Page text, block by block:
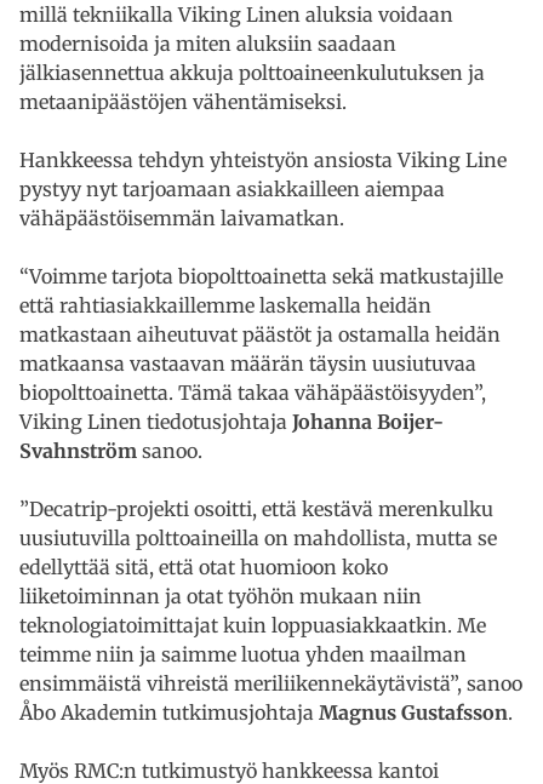
millä tekniikalla Viking Linen aluksia voidaan
modernisoida ja miten aluksiin saadaan
jälkiasennettua akkuja polttoaineenkulutuksen ja
metaanipäästöjen vähentämiseksi.
Hankkeessa tehdyn yhteistyön ansiosta Viking Line
pystyy nyt tarjoamaan asiakkailleen aiempaa
vähäpäästöisemmän laivamatkan.
“Voimme tarjota biopolttoainetta sekä matkustajille
että rahtiasiakkaillemme laskemalla heidän
matkastaan aiheutuvat päästöt ja ostamalla heidän
matkaansa vastaavan määrän täysin uusiutuvaa
biopolttoainetta. Tämä takaa vähäpäästöisyyden”,
Viking Linen tiedotusjohtaja Johanna Boijer-
Svahnström sanoo.
”Decatrip-projekti osoitti, että kestävä merenkulku
uusiutuvilla polttoaineilla on mahdollista, mutta se
edellyttää sitä, että otat huomioon koko
liiketoiminnan ja otat työhön mukaan niin
teknologiatoimittajat kuin loppuasiakkaatkin. Me
teimme niin ja saimme luotua yhden maailman
ensimmäistä vihreistä meriliikennekäytävistä”, sanoo
Åbo Akademin tutkimusjohtaja Magnus Gustafsson.
Myös RMC:n tutkimustyö hankkeessa kantoi